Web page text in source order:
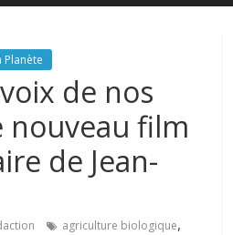
Planète
de nos
nouveau film
de Jean-
agriculture biologique,